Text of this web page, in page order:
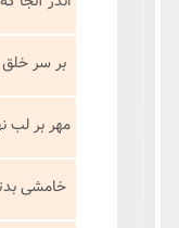
بر سر خلق
مهر بر لب
خامشی